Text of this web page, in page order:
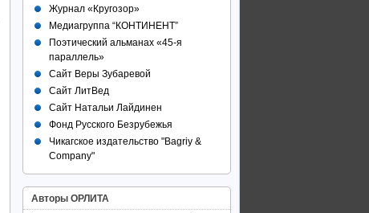
Журнал «Кругозор»
Медиагруппа “КОНТИНЕНТ”
Поэтический альманах «45-я
параллель»
Сайт Веры Зубаревой
Сайт ЛитВед
Сайт Натальи Лайдинен
Фонд Русского Безрубежья
Чикагское издательство "Bagriy &
Company"
Авторы ОРЛИТА